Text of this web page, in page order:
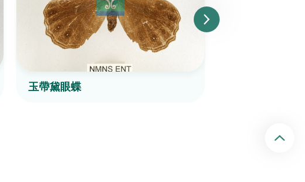
玉帶黛眼蝶
回頂端